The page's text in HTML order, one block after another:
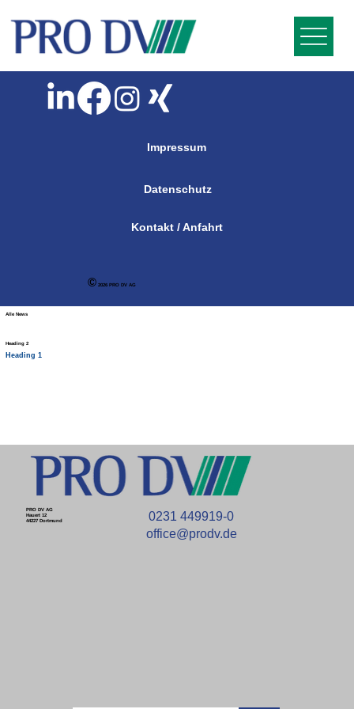
Alle News
Heading 2
Heading 1
PRO DV AG
Hauert 12
44227 Dortmund
0231 449919-0
office@prodv.de
Impressum
Datenschutz
Kontakt / Anfahrt
© 2026 PRO DV AG